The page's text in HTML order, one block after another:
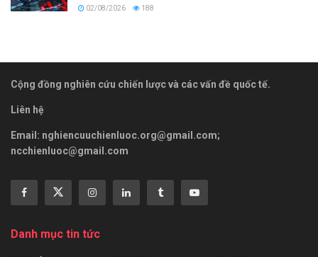
02/08/2026 188
Cộng đồng nghiên cứu chiến lược và các vấn đề quốc tế.
Liên hệ
Email: nghiencuuchienluoc.org@gmail.com;
ncchienluoc@gmail.com
Danh mục tin tức